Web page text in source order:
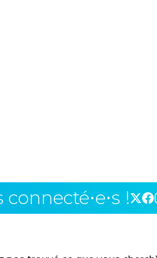
connecté⋅e⋅s !